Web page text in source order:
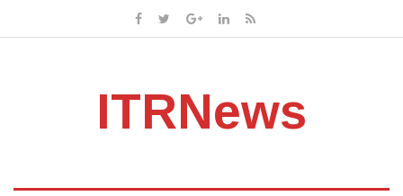
ITRNews